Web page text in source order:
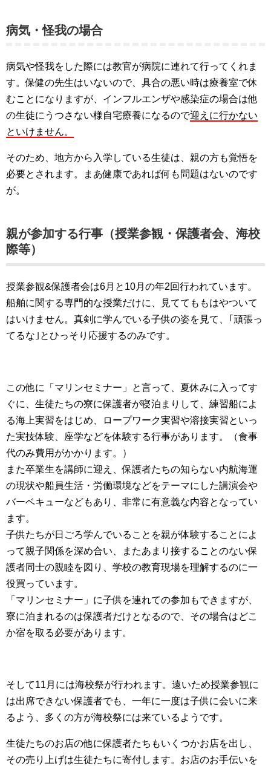
病気・怪我の場合
病気や怪我をした際には教官が病院に連れて行ってくれま
す。保健の先生はいないので、具合の悪い時は療養室で休
むことになりますが、インフルエンザや感染症の場合は他
の生徒にうつさない様自宅療養になるので迎えに行かない
といけません。
そのため、地方から入学している生徒は、親の方も覚悟を
必要とされます。まあ健康であれば何も問題はないのです
が。
親が参加する行事（授業参観・保護者会、海校
際等）
授業参観&保護者会は6月と10月の年2回行われています。
船舶に関する専門的な授業だけに、見ててももはやついて
はいけません。真剣に学んでいる子供の姿を見て、｢頑張っ
てるな｣とひっそり応援するのみです。
この他に「マリンセミナー」と言って、夏休みに入ってす
ぐに、生徒たちの寮に保護者が寝泊まりして、練習船によ
る海上実習をはじめ、ロープワーク実習や溶接実習といっ
た実技体験、座学などを体験する行事があります。（食事
代のみ費用がかかります。）
また卒業生を講師に迎え、保護者たちの知らない内航海運
の現状や船員生活・労働環境などをテーマにした講演会や
バーベキューなどもあり、非常に有意義な内容となってい
ます。
子供たちが日ごろ学んでいることを親が体験することによ
って親子関係を深め合い、またあまり接することのない保
護者同士の親睦を図り、学校の教育現場を理解するのに一
役買っています。
「マリンセミナー」に子供を連れての参加もできますが、
寮に泊まれるのは保護者だけとなるので、その場合はどこ
か宿を取る必要があります。
そして11月には海校祭が行われます。遠いため授業参観に
は出席できない保護者でも、一年に一度は子供に会いに来
るよう、多くの方が海校祭には来ているようです。
生徒たちのお店の他に保護者たちもいくつかお店を出し、
その売り上げは生徒たちに寄付します。お店のお手伝いを